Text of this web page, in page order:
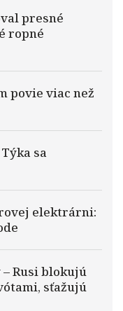
presné
ropné
povie viac než
sa
elektrárni:
Rusi blokujú
sťažujú